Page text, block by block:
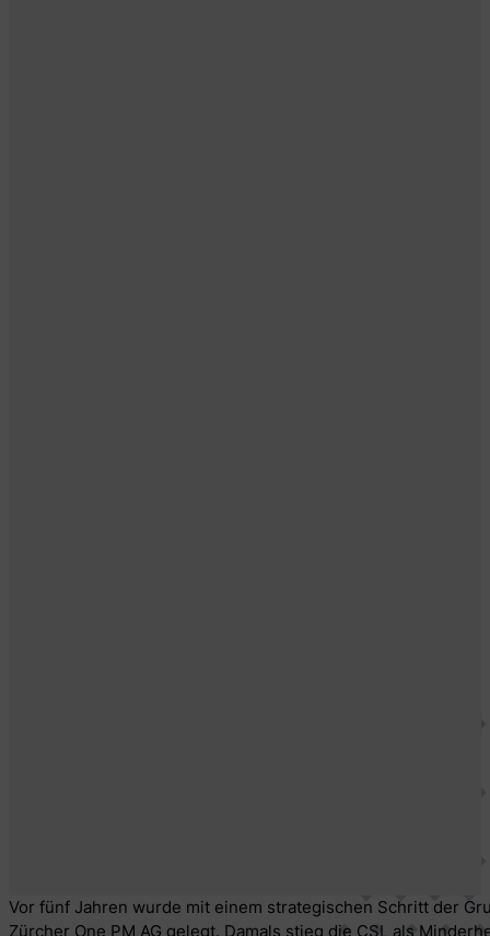
Vor fünf Jahren wurde mit einem strategischen Schritt der
Zürcher One PM AG gelegt. Damals stieg die CSL als